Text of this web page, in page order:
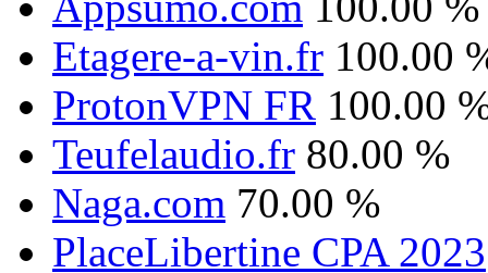
Etagere-a-vin.fr 100.00
ProtonVPN FR 100.00
Teufelaudio.fr 80.00 %
Naga.com 70.00 %
PlaceLibertine CPA 2023